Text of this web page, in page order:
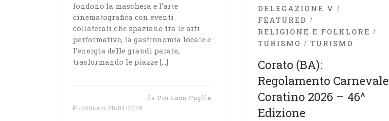
fondono la maschera e l’arte
cinematografica con eventi
collaterali che spaziano tra le arti
performative, la gastronomia locale e
l’energia delle grandi parate,
trasformando le piazze […]
da Pro Loco Puglia
Pubblicato 28/01/2026
DELEGAZIONE V
FEATURED
RELIGIONE E FOLKLORE
TURISMO
TURISMO
Corato (BA):
Regolamento Carnevale
Coratino 2026 – 46^
Edizione